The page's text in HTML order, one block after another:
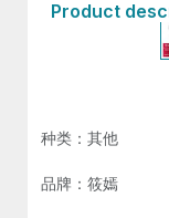
Product
种类：其他
品牌：筱嫣